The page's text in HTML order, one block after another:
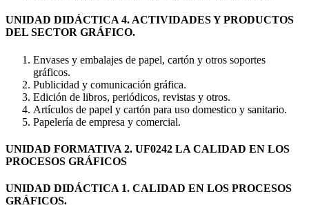
UNIDAD DIDÁCTICA 4. ACTIVIDADES Y PRODUCTOS
DEL SECTOR GRÁFICO.
Envases y embalajes de papel, cartón y otros soportes
gráficos.
Publicidad y comunicación gráfica.
Edición de libros, periódicos, revistas y otros.
Artículos de papel y cartón para uso domestico y sanitario.
Papelería de empresa y comercial.
UNIDAD FORMATIVA 2. UF0242 LA CALIDAD EN LOS
PROCESOS GRÁFICOS
UNIDAD DIDÁCTICA 1. CALIDAD EN LOS PROCESOS
GRÁFICOS.